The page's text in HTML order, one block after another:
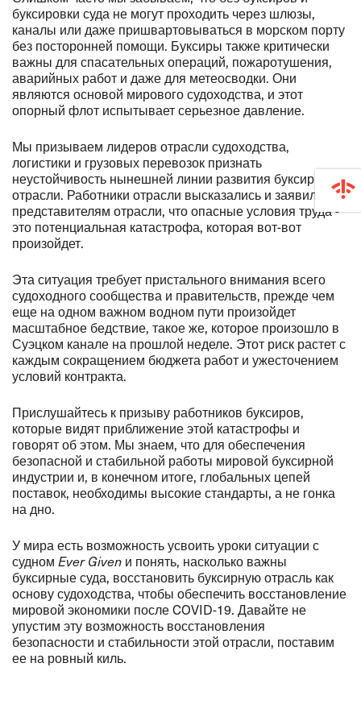
буксировки суда не могут проходить через шлюзы,
каналы или даже пришвартовываться в морском порту
без посторонней помощи. Буксиры также критически
важны для спасательных операций, пожаротушения,
аварийных работ и даже для метеосводки. Они
являются основой мирового судоходства, и этот
опорный флот испытывает серьезное давление.
Мы призываем лидеров отрасли судоходства,
логистики и грузовых перевозок признать
неустойчивость нынешней линии развития буксирной
отрасли. Работники отрасли высказались и заявили
представителям отрасли, что опасные условия труда -
это потенциальная катастрофа, которая вот-вот
произойдет.
Эта ситуация требует пристального внимания всего
судоходного сообщества и правительств, прежде чем
еще на одном важном водном пути произойдет
масштабное бедствие, такое же, которое произошло в
Суэцком канале на прошлой неделе. Этот риск растет с
каждым сокращением бюджета работ и ужесточением
условий контракта.
Прислушайтесь к призыву работников буксиров,
которые видят приближение этой катастрофы и
говорят об этом. Мы знаем, что для обеспечения
безопасной и стабильной работы мировой буксирной
индустрии и, в конечном итоге, глобальных цепей
поставок, необходимы высокие стандарты, а не гонка
на дно.
У мира есть возможность усвоить уроки ситуации с
судном Ever Given и понять, насколько важны
буксирные суда, восстановить буксирную отрасль как
основу судоходства, чтобы обеспечить восстановление
мировой экономики после COVID-19. Давайте не
упустим эту возможность восстановления
безопасности и стабильности этой отрасли, поставим
ее на ровный киль.